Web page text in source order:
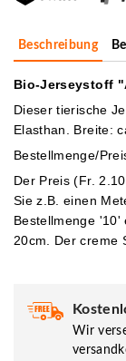
Beschreibung
Bio-Jerseystoff
Dieser tierische
Elasthan. Breite:
Bestellmenge/
Der Preis (Fr.
Sie z.B. einen
Bestellmenge '10'
20cm. Der creme
Wir